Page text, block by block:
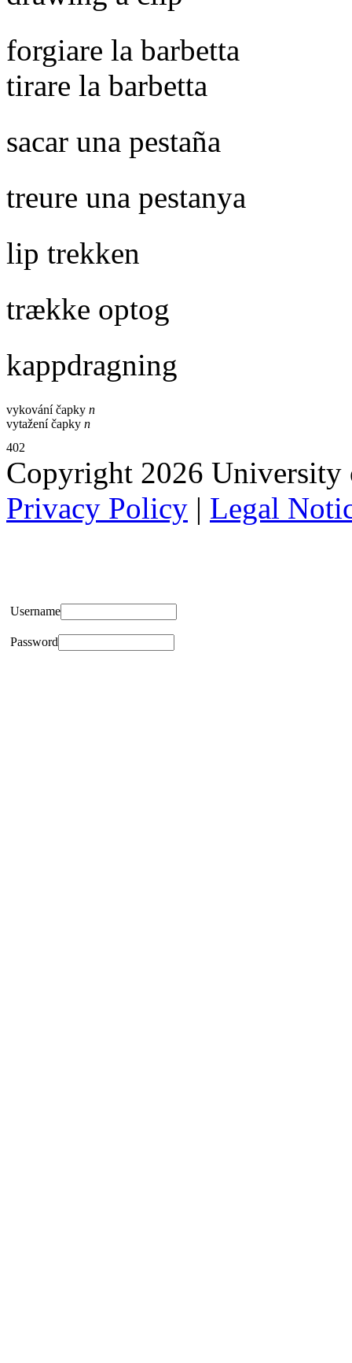
forgiare la barbetta
tirare la barbetta
sacar una pestaña
treure una pestanya
lip trekken
trække optog
kappdragning
vykování čapky n
vytažení čapky n
402
Copyright 2026
Privacy Policy | Legal
Username
Password